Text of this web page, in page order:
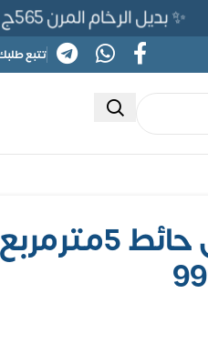
✨ بديل الرخام المرن 565ج بدلًا من 690ج لفترة محدوده
تتبع
رول ورق حائط